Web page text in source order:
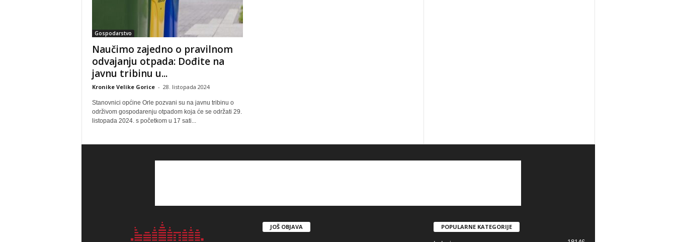
Gospodarstvo
Naučimo zajedno o pravilnom
odvajanju otpada: Dođite na
javnu tribinu u...
Kronike Velike Gorice - 28. listopada 2024
Stanovnici općine Orle pozvani su na javnu tribinu o
održivom gospodarenju otpadom koja će se održati 29.
listopada 2024. s početkom u 17 sati...
JOŠ OBJAVA POPULARNE KATEGORIJE